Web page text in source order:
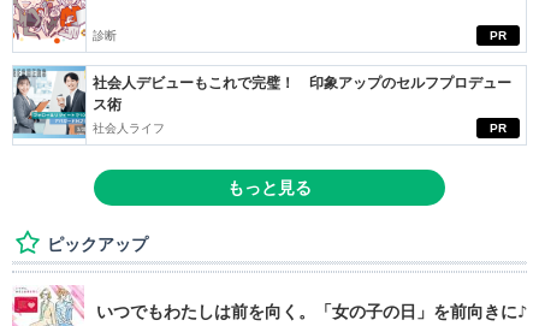
PR
診断
PR
社会人デビューもこれで完璧！ 印象アップのセルフプロデュー
ス術
社会人ライフ
もっと見る
ピックアップ
いつでもわたしは前を向く。「女の子の日」を前向きに♪